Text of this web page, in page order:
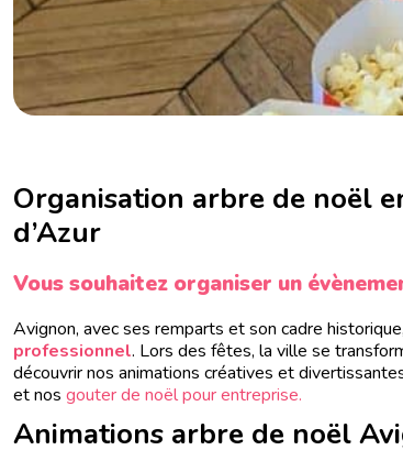
Organisation arbre de noël
d’Azur
Vous souhaitez organiser un
Avignon, avec ses remparts et son cadre
professionnel. Lors des fêtes, la ville se
découvrir nos animations créatives et
et nos gouter de noël pour entreprise.
Animations arbre de noël